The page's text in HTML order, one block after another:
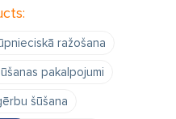
ražošana
pakalpojumi
šūšana